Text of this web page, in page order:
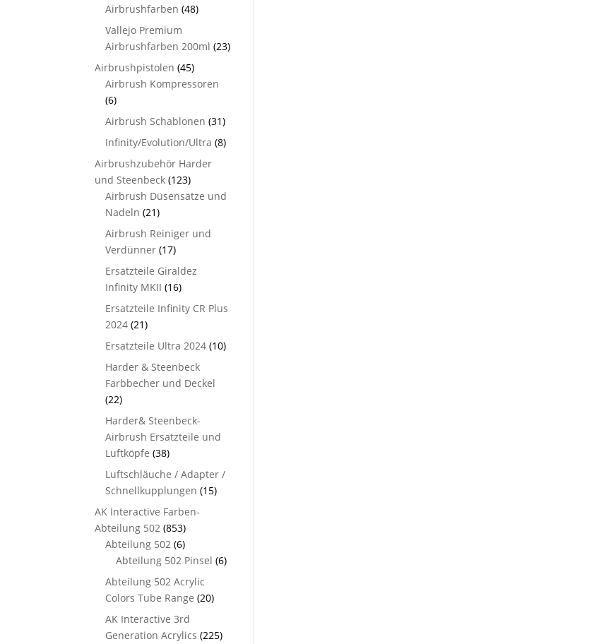
Airbrushfarben (48)
Vallejo Premium
Airbrushfarben 200ml (23)
Airbrushpistolen (45)
Airbrush Kompressoren
(6)
Airbrush Schablonen (31)
Infinity/Evolution/Ultra (8)
Airbrushzubehör Harder
und Steenbeck (123)
Airbrush Düsensätze und
Nadeln (21)
Airbrush Reiniger und
Verdünner (17)
Ersatzteile Giraldez
Infinity MKII (16)
Ersatzteile Infinity CR Plus
2024 (21)
Ersatzteile Ultra 2024 (10)
Harder & Steenbeck
Farbbecher und Deckel
(22)
Harder& Steenbeck-
Airbrush Ersatzteile und
Luftköpfe (38)
Luftschläuche / Adapter /
Schnellkupplungen (15)
AK Interactive Farben-
Abteilung 502 (853)
Abteilung 502 (6)
Abteilung 502 Pinsel (6)
Abteilung 502 Acrylic
Colors Tube Range (20)
AK Interactive 3rd
Generation Acrylics (225)